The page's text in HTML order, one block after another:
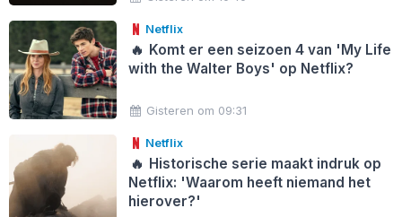
Netflix
🔥 Komt er een seizoen 4 van 'My Life
with the Walter Boys' op Netflix?
Gisteren om 09:31
Netflix
🔥 Historische serie maakt indruk op
Netflix: 'Waarom heeft niemand het
hierover?'